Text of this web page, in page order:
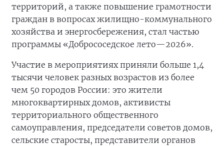
территорий, а также повышение грамотности
граждан в вопросах жилищно-коммунального
хозяйства и энергосбережения, стал частью
программы «Добрососедское лето—2026».
Участие в мероприятиях приняли больше 1,4
тысячи человек разных возрастов из более
чем 50 городов России: это жители
многоквартирных домов, активисты
территориального общественного
самоуправления, председатели советов домов,
сельские старосты, представители органов